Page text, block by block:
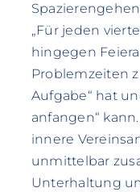
„Für jeden
hingegen
Problemzeiten
Aufgabe“ hat
anfangen“
innere
unmittelbar
Unterhaltung